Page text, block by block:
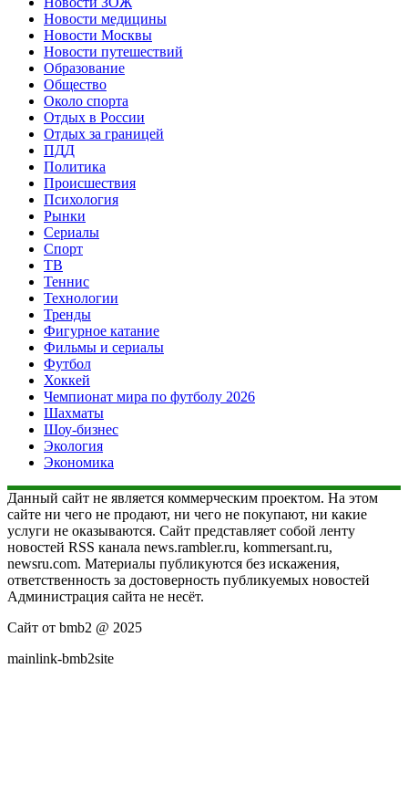
Новости медицины
Новости Москвы
Новости путешествий
Образование
Общество
Около спорта
Отдых в России
Отдых за границей
ПДД
Политика
Происшествия
Психология
Рынки
Сериалы
Спорт
ТВ
Теннис
Технологии
Тренды
Фигурное катание
Фильмы и сериалы
Футбол
Хоккей
Чемпионат мира по футболу 2026
Шахматы
Шоу-бизнес
Экология
Экономика
Данный сайт не является коммерческим проектом. На этом
сайте ни чего не продают, ни чего не покупают, ни какие
услуги не оказываются. Сайт представляет собой ленту
новостей RSS канала news.rambler.ru, kommersant.ru,
newsru.com. Материалы публикуются без искажения,
ответственность за достоверность публикуемых новостей
Администрация сайта не несёт.
Сайт от bmb2 @ 2025
mainlink-bmb2site